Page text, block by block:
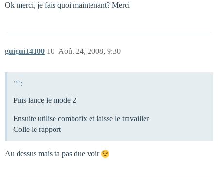
Ok merci, je fais quoi maintenant? Merci
guigui14100 Août 24, 2008, 9:30
10
"":
Puis lance le mode 2
Ensuite utilise combofix et laisse le travailler
Colle le rapport
Au dessus mais ta pas due voir